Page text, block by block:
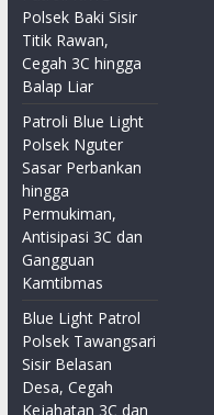
Polsek Baki Sisir
Titik Rawan,
Cegah 3C hingga
Balap Liar
Patroli Blue Light
Polsek Nguter
Sasar Perbankan
hingga
Permukiman,
Antisipasi 3C dan
Gangguan
Kamtibmas
Blue Light Patrol
Polsek Tawangsari
Sisir Belasan
Desa, Cegah
Kejahatan 3C dan